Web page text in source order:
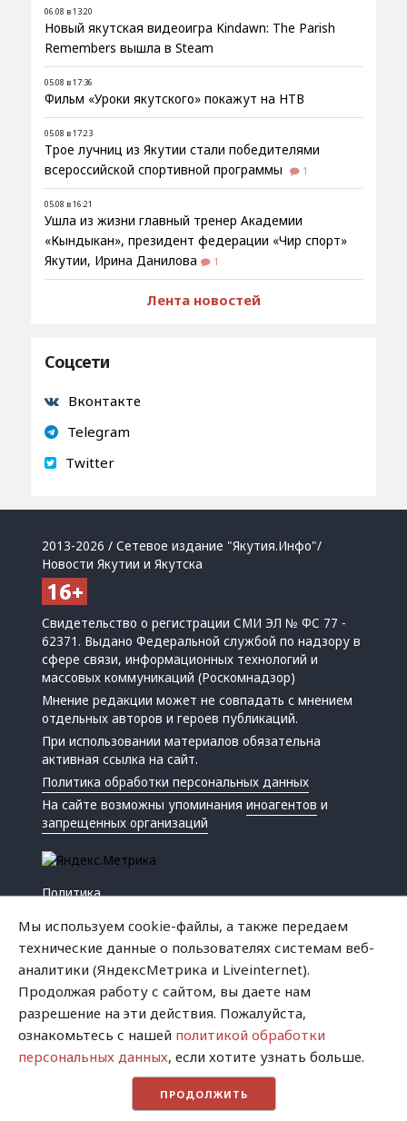
06.08 в 13:20
Новый якутская видеоигра Kindawn: The Parish
Remembers вышла в Steam
05.08 в 17:36
Фильм «Уроки якутского» покажут на НТВ
05.08 в 17:23
Трое лучниц из Якутии стали победителями
всероссийской спортивной программы
1
05.08 в 16:21
Ушла из жизни главный тренер Академии
«Кындыкан», президент федерации «Чир спорт»
Якутии, Ирина Данилова
1
Лента новостей
Соцсети
Вконтакте
Telegram
Twitter
2013-2026 / Сетевое издание "Якутия.Инфо"/
Новости Якутии и Якутска
Свидетельство о регистрации СМИ ЭЛ № ФС 77 -
62371. Выдано Федеральной службой по надзору в
сфере связи, информационных технологий и
массовых коммуникаций (Роскомнадзор)
Мнение редакции может не совпадать с мнением
отдельных авторов и героев публикаций.
При использовании материалов обязательна
активная ссылка на сайт.
Политика обработки персональных данных
На сайте возможны упоминанияиноагентов и
запрещенных организаций
Политика
Криминал
Успех
Хватит это терпеть
Мы используем cookie-файлы, а также передаем
технические данные о пользователях системам веб-
аналитики (ЯндексМетрика и Liveinternet).
Продолжая работу с сайтом, вы даете нам
разрешение на эти действия. Пожалуйста,
ознакомьтесь с нашей политикой обработки
персональных данных, если хотите узнать больше.
ПРОДОЛЖИТЬ